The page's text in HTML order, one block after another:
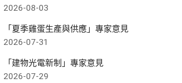
2026-08-03
「夏季雞蛋生產與供應」專家意見
2026-07-31
「建物光電新制」專家意見
2026-07-29